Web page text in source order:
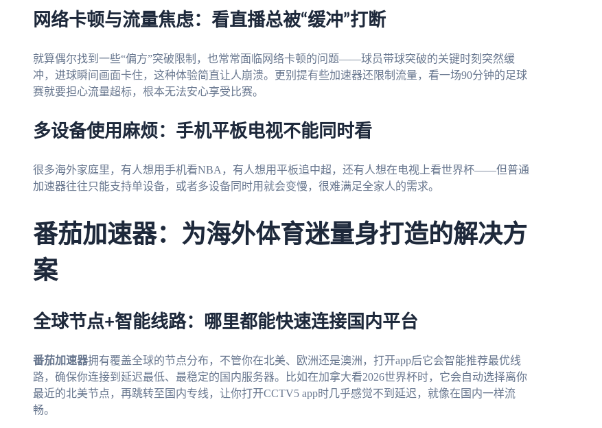
网络卡顿与流量焦虑：看直播总被“缓冲”打断
就算偶尔找到一些“偏方”突破限制，也常常面临网络卡顿的问题——球员带球突破的关键时刻突然缓
冲，进球瞬间画面卡住，这种体验简直让人崩溃。更别提有些加速器还限制流量，看一场90分钟的足球
赛就要担心流量超标，根本无法安心享受比赛。
多设备使用麻烦：手机平板电视不能同时看
很多海外家庭里，有人想用手机看NBA，有人想用平板追中超，还有人想在电视上看世界杯——但普通
加速器往往只能支持单设备，或者多设备同时用就会变慢，很难满足全家人的需求。
番茄加速器：为海外体育迷量身打造的解决方
案
全球节点+智能线路：哪里都能快速连接国内平台
番茄加速器拥有覆盖全球的节点分布，不管你在北美、欧洲还是澳洲，打开app后它会智能推荐最优线
路，确保你连接到延迟最低、最稳定的国内服务器。比如在加拿大看2026世界杯时，它会自动选择离你
最近的北美节点，再跳转至国内专线，让你打开CCTV5 app时几乎感觉不到延迟，就像在国内一样流
畅。